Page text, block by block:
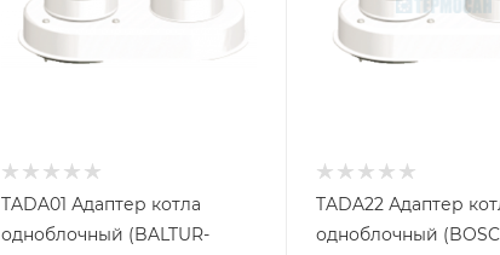
TADA01 Адаптер котла
одноблочный (BALTUR-
TADA22 Адаптер
одноблочный